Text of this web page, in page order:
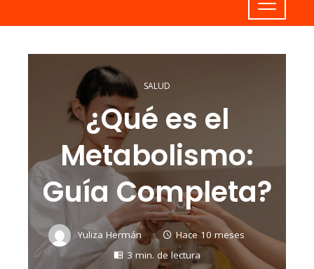
SALUD
¿Qué es el
Metabolismo:
Guía Completa?
Yuliza Hermán
Hace 10 meses
3 min. de lectura